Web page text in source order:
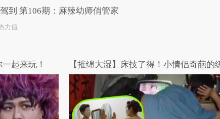
到 第106期：麻辣幼师俏管家
力值
起来玩！